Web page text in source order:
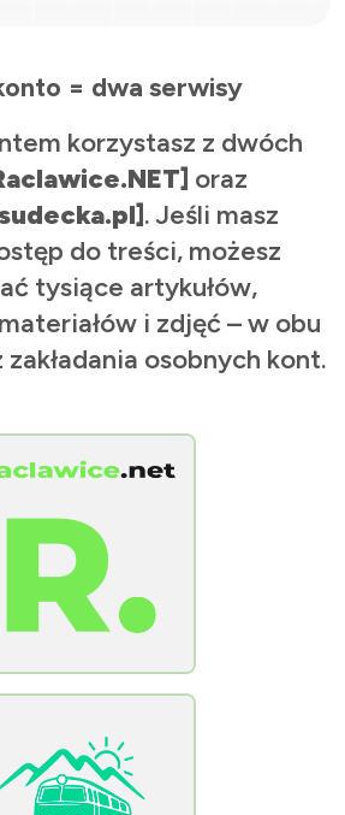
= dwa serwisy
korzystasz z dwóch
oraz
. Jeśli masz
do treści, możesz
tysiące artykułów,
i zdjęć – w obu
osobnych kont.